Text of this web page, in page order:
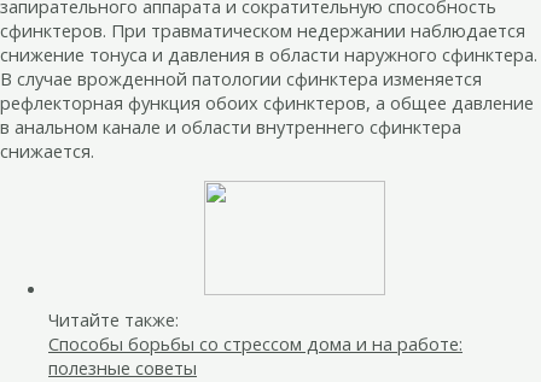
запирательного аппарата и сократительную способность
сфинктеров. При травматическом недержании наблюдается
снижение тонуса и давления в области наружного сфинктера.
В случае врожденной патологии сфинктера изменяется
рефлекторная функция обоих сфинктеров, а общее давление
в анальном канале и области внутреннего сфинктера
снижается.
Читайте также:
Способы борьбы со стрессом дома и на работе:
полезные советы